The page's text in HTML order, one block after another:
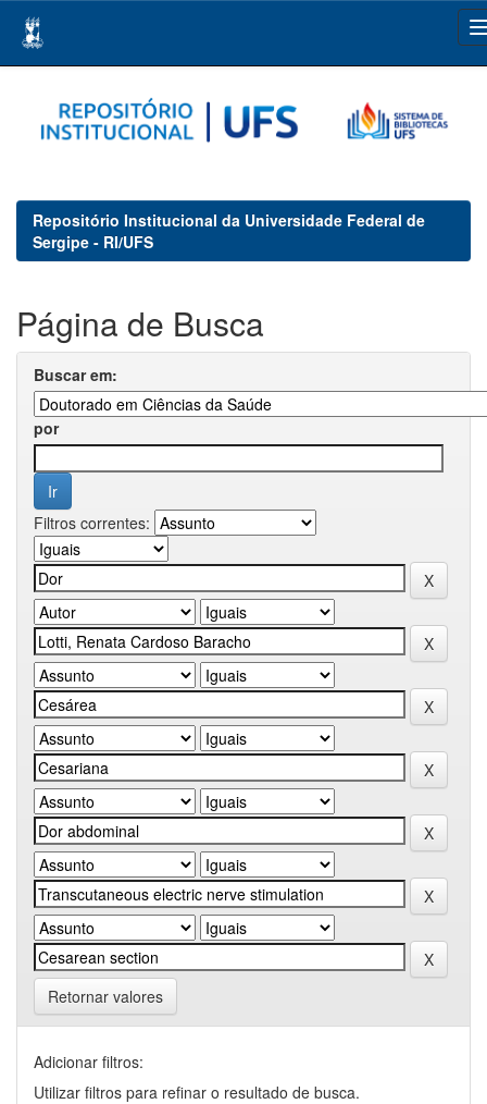
navigation
Repositório Institucional da Universidade Federal de
Sergipe - RI/UFS
Página de Busca
Buscar em:
por
Filtros correntes:
Retornar valores
Adicionar filtros:
Utilizar filtros para refinar o resultado de busca.